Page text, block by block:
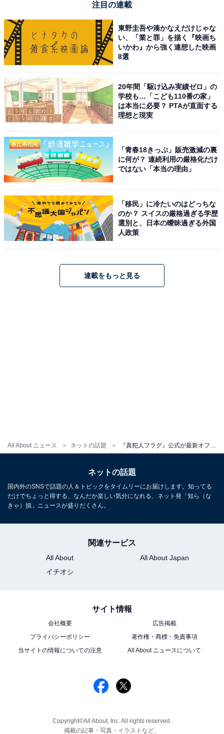
All About ニュース ネットの話題 『真犯人フラグ』公式が最新オフショット公開！「本木ちゃんと一星が仲間だったりしないよね…」「元木と橘がグルなの？どっち？！」
注目の連載
東野圭吾や湊かなえだけじゃな
い、「業と罪」を描く『映画ち
いかわ』から強く連想した映画
8選
20年間「駆け込み実績ゼロ」の
学校も…「こども110番の家」
は本当に必要？ PTAが直面する
理想と現実
「青春18きっぷ」販売激減の裏
に何が？ 連続利用の厳格化だけ
ではない「本当の理由」
「移民」に冷たいのはどっちな
のか？ スイスの厳格過ぎる学歴
選別と、日本の曖昧過ぎる外国
人政策
連載をもっと見る
ネットの話題
国内外のSNSで話題の人＆トピックをタイムリーにお届けします。知ってる
だけでちょっと得する、なんだか楽しい気分になれる、ネット発「知ら（な
きゃ）損」ニュースが盛りだくさん。
関連サービス
All About
All About Japan
イチオシ
サイト情報
会社概要
広告掲載
プライバシーポリシー
著作権・商標・免責事項
当サイトの情報についての注意
All About ニュースについて
Copyright©All About, Inc. All rights reserved.
掲載の記事・写真・イラストなど、